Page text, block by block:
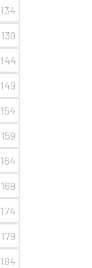
134
139
144
149
154
159
164
169
174
179
184